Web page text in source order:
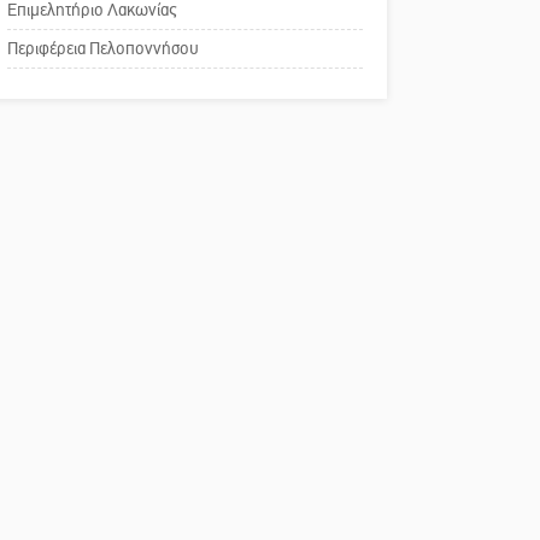
Το δικό σας σχόλιο:
Παράδειγμα κοινωνικής
Επιμελητήριο Λακωνίας
Περιφέρεια Πελοποννήσου